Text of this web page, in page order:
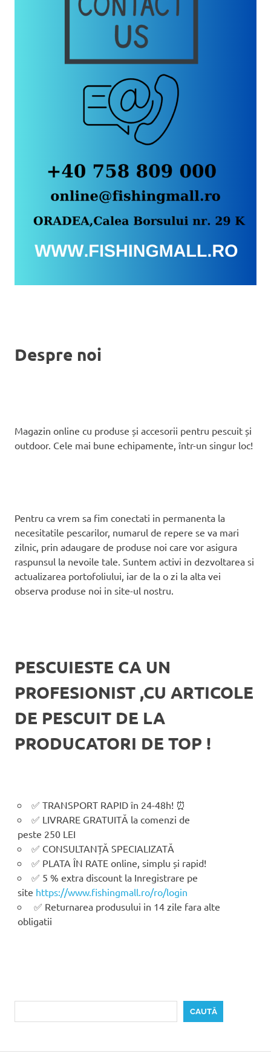
Despre noi
Magazin online cu produse și accesorii pentru pescuit și
outdoor. Cele mai bune echipamente, într-un singur loc!
Pentru ca vrem sa fim conectati in permanenta la
necesitatile pescarilor, numarul de repere se va mari
zilnic, prin adaugare de produse noi care vor asigura
raspunsul la nevoile tale. Suntem activi in dezvoltarea si
actualizarea portofoliului, iar de la o zi la alta vei
observa produse noi in site-ul nostru.
PESCUIESTE CA UN
PROFESIONIST ,CU ARTICOLE
DE PESCUIT DE LA
PRODUCATORI DE TOP !
✅ TRANSPORT RAPID în 24-48h! ⏰
✅ LIVRARE GRATUITĂ la comenzi de
peste 250 LEI
✅ CONSULTANȚĂ SPECIALIZATĂ
✅ PLATA ÎN RATE online, simplu și rapid!
✅ 5 % extra discount la Inregistrare pe
site https://www.fishingmall.ro/ro/login
✅ Returnarea produsului in 14 zile fara alte
obligatii
CAUTĂ